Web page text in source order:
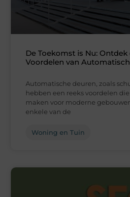
De Toekomst is Nu:
Voordelen van
Automatische deuren, zoals
hebben een reeks voordelen
maken voor moderne
enkele van de
Woning en Tuin